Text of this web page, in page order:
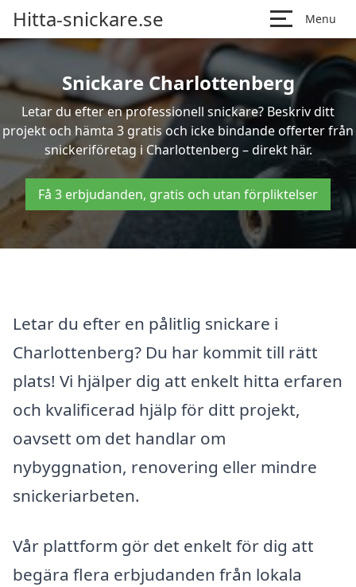
Hitta-snickare.se Menu
Snickare Charlottenberg
Letar du efter en professionell snickare? Beskriv ditt
projekt och hämta 3 gratis och icke bindande offerter från
snickeriföretag i Charlottenberg – direkt här.
Få 3 erbjudanden, gratis och utan förpliktelser
Letar du efter en pålitlig snickare i
Charlottenberg? Du har kommit till rätt
plats! Vi hjälper dig att enkelt hitta erfaren
och kvalificerad hjälp för ditt projekt,
oavsett om det handlar om
nybyggnation, renovering eller mindre
snickeriarbeten.
Vår plattform gör det enkelt för dig att
begära flera erbjudanden från lokala